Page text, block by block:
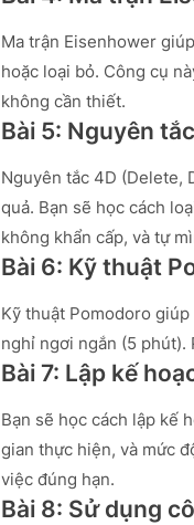
Ma trận Eisenhower
hoặc loại bỏ. Công cụ
không cần thiết.
Bài 5: Nguyên
Nguyên tắc 4D (Delete,
quả. Bạn sẽ học cách
không khẩn cấp, và tự
Bài 6: Kỹ thuật
Kỹ thuật Pomodoro
nghỉ ngơi ngắn (5 phút).
Bài 7: Lập kế
Bạn sẽ học cách lập kế
gian thực hiện, và mức
việc đúng hạn.
Bài 8: Sử dụng